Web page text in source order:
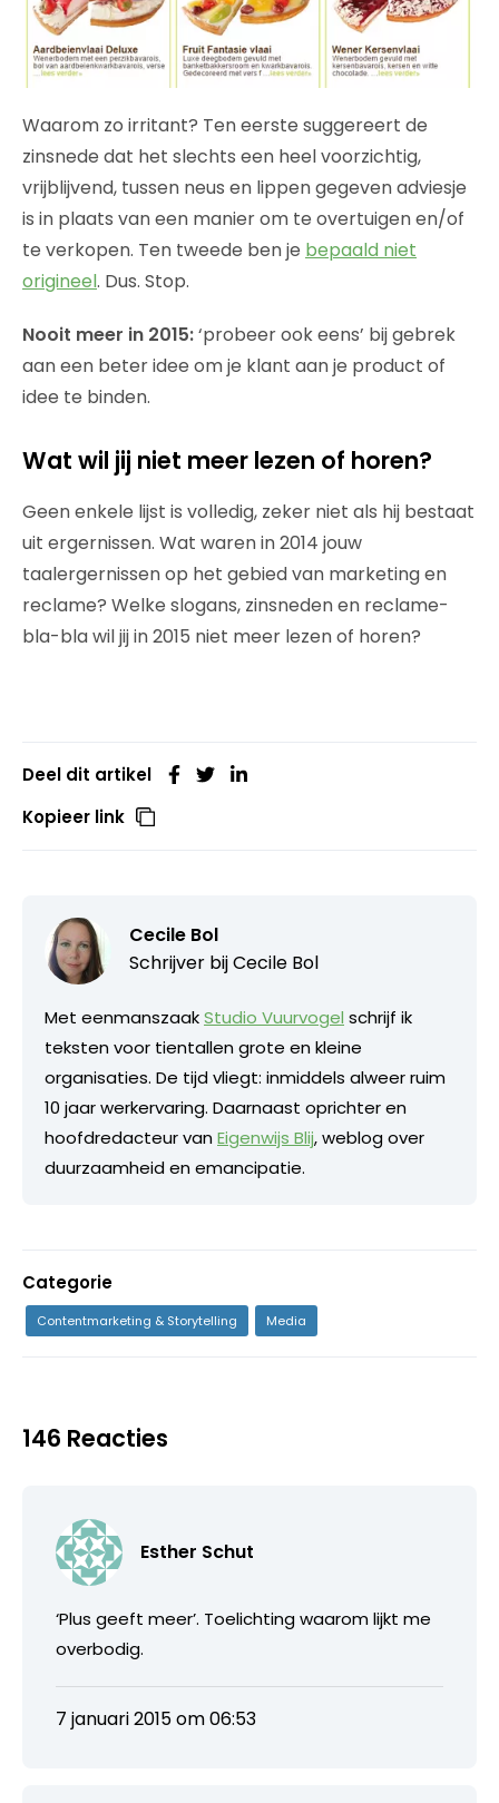
Waarom zo irritant? Ten eerste suggereert de
zinsnede dat het slechts een heel voorzichtig,
vrijblijvend, tussen neus en lippen gegeven adviesje
is in plaats van een manier om te overtuigen en/of
te verkopen. Ten tweede ben je bepaald niet
origineel. Dus. Stop.
Nooit meer in 2015:‘probeer ook eens’ bij gebrek
aan een beter idee om je klant aan je product of
idee te binden.
Wat wil jij niet meer lezen of horen?
Geen enkele lijst is volledig, zeker niet als hij bestaat
uit ergernissen. Wat waren in 2014 jouw
taalergernissen op het gebied van marketing en
reclame? Welke slogans, zinsneden en reclame-
bla-bla wil jij in 2015 niet meer lezen of horen?
Deel dit artikel
Kopieer link
Cecile Bol
Schrijver bijCecile Bol
Met eenmanszaakStudio Vuurvogel schrijf ik
teksten voor tientallen grote en kleine
organisaties. De tijd vliegt: inmiddels alweer ruim
10 jaar werkervaring. Daarnaast oprichter en
hoofdredacteur vanEigenwijs Blij, weblog over
duurzaamheid en emancipatie.
Categorie
Contentmarketing & Storytelling Media
146 Reacties
Esther Schut
‘Plus geeft meer’. Toelichting waarom lijkt me
overbodig.
7 januari 2015 om 06:53